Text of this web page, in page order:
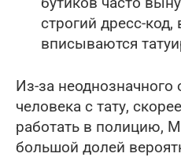
строгий дресс-
вписываются
Из-за
человека с тату,
работать в полицию,
большой долей